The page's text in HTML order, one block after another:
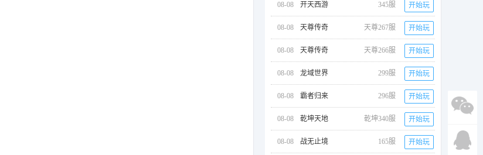
08-08 开天西游 345服 开始玩
08-08 天尊传奇 天尊267服 开始玩
08-08 天尊传奇 天尊266服 开始玩
08-08 龙域世界 299服 开始玩
08-08 霸者归来 296服 开始玩
08-08 乾坤天地 乾坤340服 开始玩
08-08 战无止境 165服 开始玩